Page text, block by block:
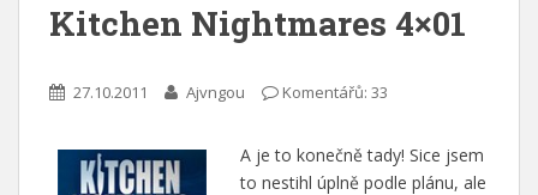
Kitchen Nightmares 4×01
27.10.2011 Ajvngou Komentářů: 33
A je to konečně tady! Sice jsem
to nestihl úplně podle plánu, ale